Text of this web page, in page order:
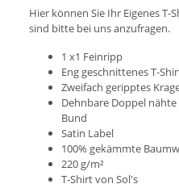
Hier können Sie Ihr Eigenes T-
sind bitte bei uns anzufragen.
1 x1 Feinripp
Eng geschnittenes T-
Zweifach geripptes
Dehnbare Doppel
Bund
Satin Label
100% gekämmte
220 g/m²
T-Shirt von Sol's